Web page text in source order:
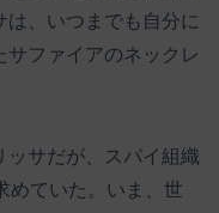
、いつまでも自分に
サファイアのネックレ
ッサだが、スパイ組織
めていた。いま、世